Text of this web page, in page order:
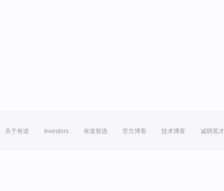
关于有道 Investors 有道智选 官方博客 技术博客 诚聘英才